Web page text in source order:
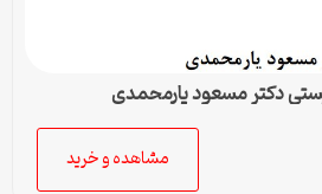
دکتر مسعود یارمحمدی
مشاهده و خرید